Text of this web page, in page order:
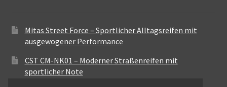
Mitas Street Force – Sportlicher Alltagsreifen mit
ausgewogener Performance
CST CM-NK01 – Moderner Straßenreifen mit
sportlicher Note